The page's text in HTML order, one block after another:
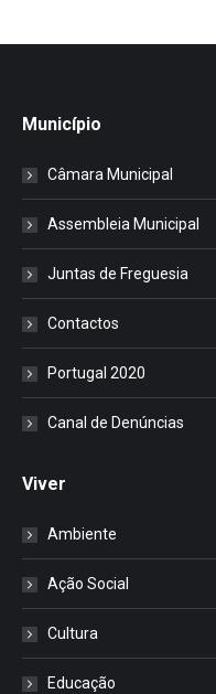
Município
Câmara Municipal
Assembleia Municipal
Juntas de Freguesia
Contactos
Portugal 2020
Canal de Denúncias
Viver
Ambiente
Ação Social
Cultura
Educação